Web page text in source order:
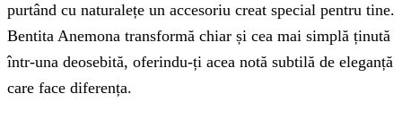
purtând cu naturalețe un accesoriu creat special pentru tine.
Bentita Anemona transformă chiar și cea mai simplă ținută
într-una deosebită, oferindu-ți acea notă subtilă de eleganță
care face diferența.